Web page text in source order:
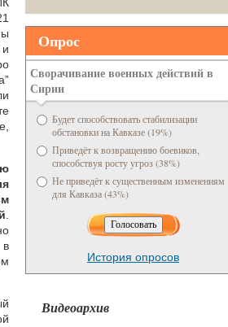
в
Опрос
Сворачивание военных действий в
Сирии
Будет способствовать стабилизации
обстановки на Кавказе (19%)
Приведёт к возвращению боевиков,
способствуя росту угроз (38%)
Не приведёт к существенным изменениям
для Кавказа (43%)
История опросов
Видеоархив